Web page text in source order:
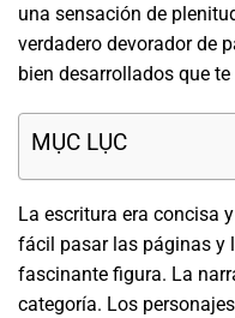
una sensación de
verdadero devorador de
bien desarrollados que
MỤC LỤC
La escritura era concisa
fácil pasar las páginas y
fascinante figura. La
categoría. Los